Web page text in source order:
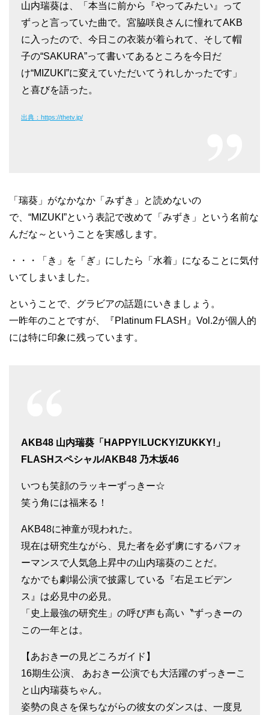
山内瑞葵は、「本当に前から『やってみたい』って
ずっと言っていた曲で。宮脇咲良さんに憧れてAKB
に入ったので、今日この衣装が着られて、そして帽
子の“SAKURA”って書いてあるところを今日だ
け“MIZUKI”に変えていただいてうれしかったです」
と喜びを語った。
出典：https://thetv.jp/
「瑞葵」がなかなか「みずき」と読めないの
で、“MIZUKI”という表記で改めて「みずき」という名前な
んだな～ということを実感します。
・・・「き」を「ぎ」にしたら「水着」になることに気付
いてしまいました。
ということで、グラビアの話題にいきましょう。
一昨年のことですが、『Platinum FLASH』Vol.2が個人的
には特に印象に残っています。
AKB48 山内瑞葵「HAPPY!LUCKY!ZUKKY!」
FLASHスペシャル/AKB48 乃木坂46
いつも笑顔のラッキーずっきー☆
笑う角には福来る！
AKB48に神童が現われた。
現在は研究生ながら、見た者を必ず虜にするパフォ
ーマンスで人気急上昇中の山内瑞葵のことだ。
なかでも劇場公演で披露している『右足エビデン
ス』は必見中の必見。
「史上最強の研究生」の呼び声も高い〝ずっきーの
この一年とは。
【あおきーの見どころガイド】
16期生公演、 あおきー公演でも大活躍のずっきーこ
と山内瑞葵ちゃん。
姿勢の良さを保ちながらの彼女のダンスは、一度見